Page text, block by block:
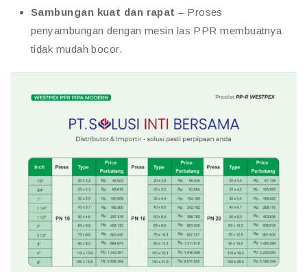
Sambungan kuat dan rapat – Proses
penyambungan dengan mesin las PPR membuatnya
tidak mudah bocor.